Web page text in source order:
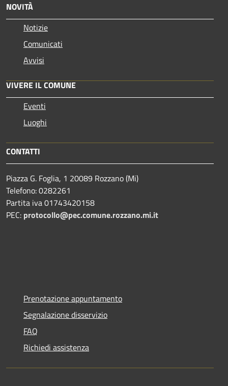
NOVITÀ
Notizie
Comunicati
Avvisi
VIVERE IL COMUNE
Eventi
Luoghi
CONTATTI
Piazza G. Foglia, 1 20089 Rozzano (Mi)
Telefono: 0282261
Partita iva 01743420158
PEC: protocollo@pec.comune.rozzano.mi.it
Prenotazione appuntamento
Segnalazione disservizio
FAQ
Richiedi assistenza